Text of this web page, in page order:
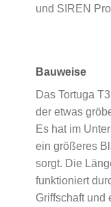
und SIREN
Bauweise
Das Tortuga
der etwas
Es hat im
ein größeres
sorgt. Die
funktioniert
Griffschaft und